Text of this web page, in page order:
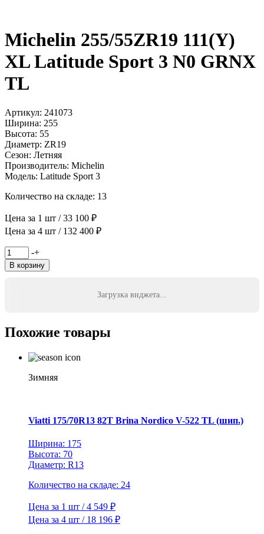
Michelin 255/55ZR19 111(Y)
XL Latitude Sport 3 N0 GRNX
TL
Артикул: 241073
Ширина: 255
Высота: 55
Диаметр: ZR19
Сезон: Летняя
Производитель: Michelin
Модель: Latitude Sport 3
Количество на складе: 13
Цена за 1 шт / 33 100 ₽
Цена за 4 шт / 132 400 ₽
Количество
товара
Michelin
Sport
3
GRNX
-+
В корзину
Загрузка виджета...
Похожие товары
Зимняя
Viatti 175/70R13 82T Brina Nordico V-522 TL (шип.)
Ширина: 175
Высота: 70
Диаметр: R13
Количество на складе: 24
Цена за 1 шт / 4 549 ₽
Цена за 4 шт / 18 196 ₽